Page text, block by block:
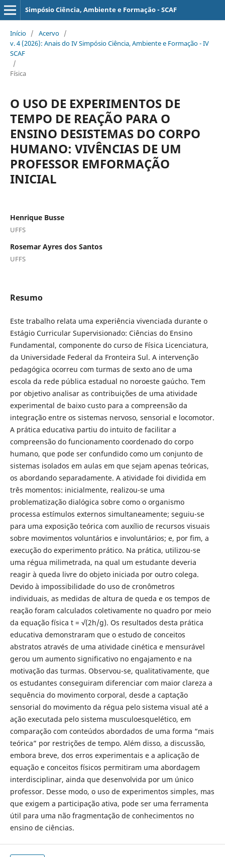
Simpósio Ciência, Ambiente e Formação - SCAF
Início / Acervo /
v. 4 (2026): Anais do IV Simpósio Ciência, Ambiente e Formação - IV
SCAF
/
Física
O USO DE EXPERIMENTOS DE
TEMPO DE REAÇÃO PARA O
ENSINO DESISTEMAS DO CORPO
HUMANO: VIVÊNCIAS DE UM
PROFESSOR EMFORMAÇÃO
INICIAL
Henrique Busse
UFFS
Rosemar Ayres dos Santos
UFFS
Resumo
Este trabalho relata uma experiência vivenciada durante o
Estágio Curricular Supervisionado: Ciências do Ensino
Fundamental, componente do curso de Física Licenciatura,
da Universidade Federal da Fronteira Sul. A intervenção
pedagógica ocorreu com turmas de sexto ano de uma
escola da rede pública estadual no noroeste gaúcho. Tem
por objetivo analisar as contribuições de uma atividade
experimental de baixo custo para a compreensão da
integração entre os sistemas nervoso, sensorial e locomotor.
A prática educativa partiu do intuito de facilitar a
compreensão do funcionamento coordenado do corpo
humano, que pode ser confundido como um conjunto de
sistemas isolados em aulas em que sejam apenas teóricas,
os abordando separadamente. A atividade foi dividida em
três momentos: inicialmente, realizou-se uma
problematização dialógica sobre como o organismo
processa estímulos externos simultaneamente; seguiu-se
para uma exposição teórica com auxílio de recursos visuais
sobre movimentos voluntários e involuntários; e, por fim, a
execução do experimento prático. Na prática, utilizou-se
uma régua milimetrada, na qual um estudante deveria
reagir à queda livre do objeto iniciada por outro colega.
Devido à impossibilidade do uso de cronômetros
individuais, as medidas de altura de queda e os tempos de
reação foram calculados coletivamente no quadro por meio
da equação física t = √(2h/g). Os resultados desta prática
educativa demonstraram que o estudo de conceitos
abstratos através de uma atividade cinética e mensurável
gerou um aumento significativo no engajamento e na
motivação das turmas. Observou-se, qualitativamente, que
os estudantes conseguiram diferenciar com maior clareza a
sequência do movimento corporal, desde a captação
sensorial do movimento da régua pelo sistema visual até a
ação executada pelo sistema musculoesquelético, em
comparação com conteúdos abordados de uma forma “mais
teórica” por restrições de tempo. Além disso, a discussão,
embora breve, dos erros experimentais e a aplicação de
equação e conceitos físicos permitiram uma abordagem
interdisciplinar, ainda que desenvolvida por um único
professor. Desse modo, o uso de experimentos simples, mas
que exigem a participação ativa, pode ser uma ferramenta
útil para uma não fragmentação de conhecimentos no
ensino de ciências.